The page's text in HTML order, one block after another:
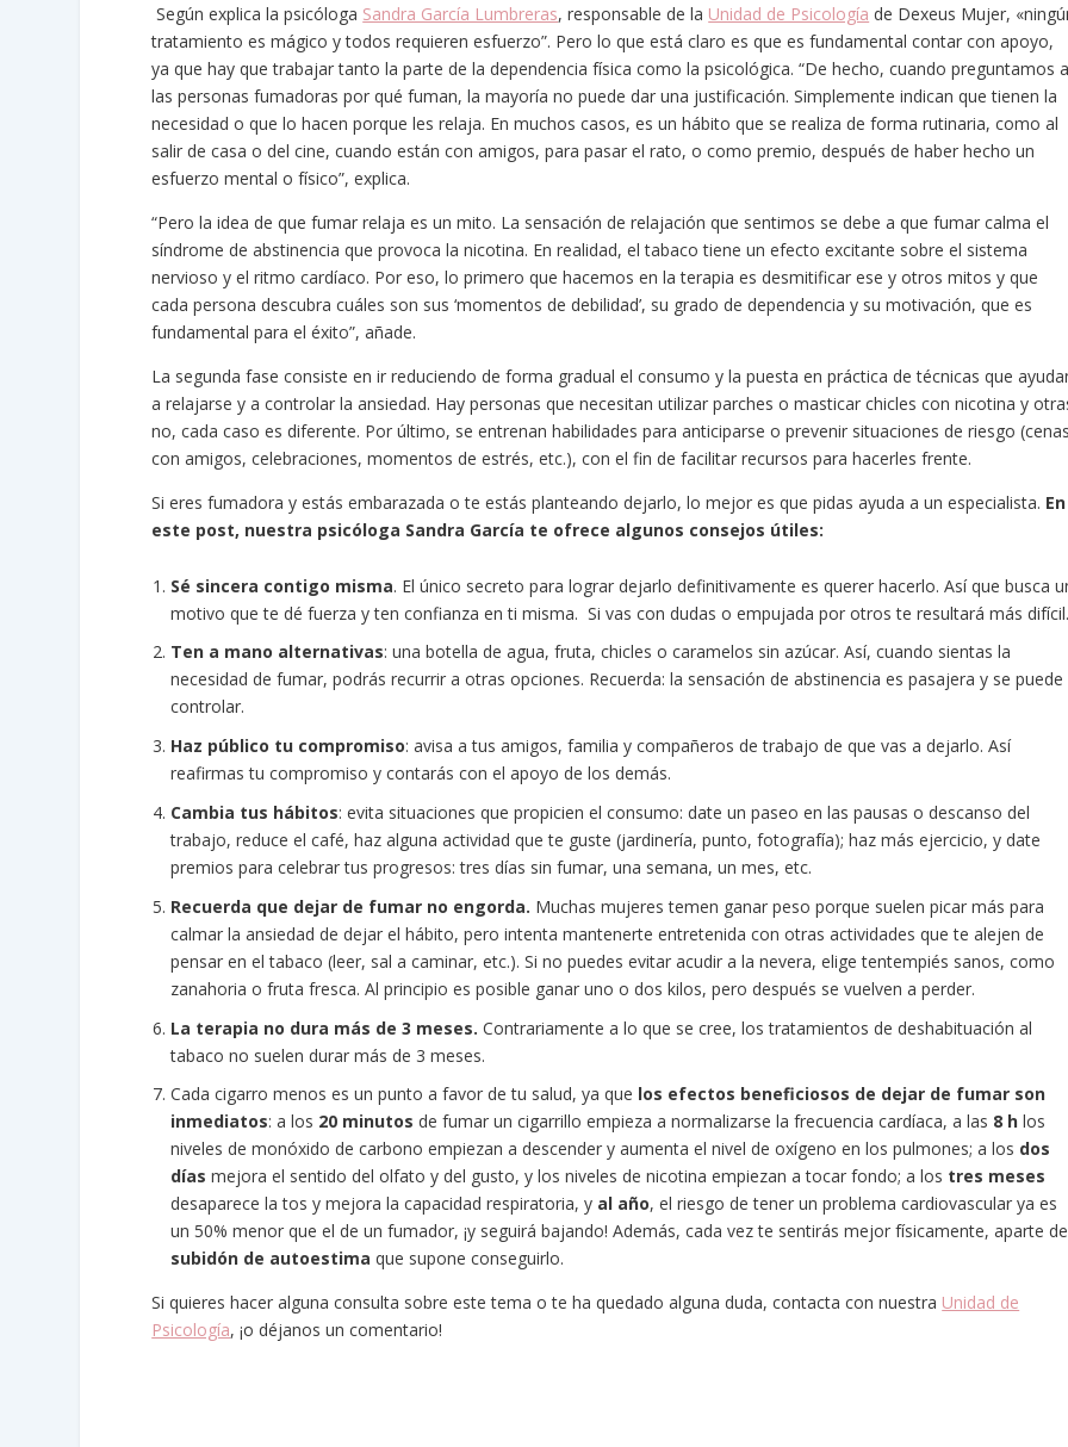
Según explica la psicóloga Sandra García Lumbreras, responsable de la Unidad de Psicología de Dexeus Mujer,
tratamiento es mágico y todos requieren esfuerzo”. Pero lo que está claro es que es fundamental contar con apoyo,
ya que hay que trabajar tanto la parte de la dependencia física como la psicológica. “De hecho, cuando preguntamos
las personas fumadoras por qué fuman, la mayoría no puede dar una justificación. Simplemente indican que tienen la
necesidad o que lo hacen porque les relaja. En muchos casos, es un hábito que se realiza de forma rutinaria, como al
salir de casa o del cine, cuando están con amigos, para pasar el rato, o como premio, después de haber hecho un
esfuerzo mental o físico”, explica.
“Pero la idea de que fumar relaja es un mito. La sensación de relajación que sentimos se debe a que fumar calma el
síndrome de abstinencia que provoca la nicotina. En realidad, el tabaco tiene un efecto excitante sobre el sistema
nervioso y el ritmo cardíaco. Por eso, lo primero que hacemos en la terapia es desmitificar ese y otros mitos y que
cada persona descubra cuáles son sus ‘momentos de debilidad’, su grado de dependencia y su motivación, que es
fundamental para el éxito”, añade.
La segunda fase consiste en ir reduciendo de forma gradual el consumo y la puesta en práctica de técnicas que
a relajarse y a controlar la ansiedad. Hay personas que necesitan utilizar parches o masticar chicles con nicotina y
no, cada caso es diferente. Por último, se entrenan habilidades para anticiparse o prevenir situaciones de riesgo
con amigos, celebraciones, momentos de estrés, etc.), con el fin de facilitar recursos para hacerles frente.
Si eres fumadora y estás embarazada o te estás planteando dejarlo, lo mejor es que pidas ayuda a un especialista. En
este post, nuestra psicóloga Sandra García te ofrece algunos consejos útiles:
Sé sincera contigo misma. El único secreto para lograr dejarlo definitivamente es querer hacerlo. Así que busca
motivo que te dé fuerza y ten confianza en ti misma. Si vas con dudas o empujada por otros te resultará más
Ten a mano alternativas: una botella de agua, fruta, chicles o caramelos sin azúcar. Así, cuando sientas la
necesidad de fumar, podrás recurrir a otras opciones. Recuerda: la sensación de abstinencia es pasajera y se puede
controlar.
Haz público tu compromiso: avisa a tus amigos, familia y compañeros de trabajo de que vas a dejarlo. Así
reafirmas tu compromiso y contarás con el apoyo de los demás.
Cambia tus hábitos: evita situaciones que propicien el consumo: date un paseo en las pausas o descanso del
trabajo, reduce el café, haz alguna actividad que te guste (jardinería, punto, fotografía); haz más ejercicio, y date
premios para celebrar tus progresos: tres días sin fumar, una semana, un mes, etc.
Recuerda que dejar de fumar no engorda. Muchas mujeres temen ganar peso porque suelen picar más para
calmar la ansiedad de dejar el hábito, pero intenta mantenerte entretenida con otras actividades que te alejen de
pensar en el tabaco (leer, sal a caminar, etc.). Si no puedes evitar acudir a la nevera, elige tentempiés sanos, como
zanahoria o fruta fresca. Al principio es posible ganar uno o dos kilos, pero después se vuelven a perder.
La terapia no dura más de 3 meses.Contrariamente a lo que se cree, los tratamientos de deshabituación al
tabaco no suelen durar más de 3 meses.
Cada cigarro menos es un punto a favor de tu salud, ya que los efectos beneficiosos de dejar de fumar son
inmediatos: a los 20 minutos de fumar un cigarrillo empieza a normalizarse la frecuencia cardíaca, a las 8 h los
niveles de monóxido de carbono empiezan a descender y aumenta el nivel de oxígeno en los pulmones; a los dos
días mejora el sentido del olfato y del gusto, y los niveles de nicotina empiezan a tocar fondo; a los tres meses
desaparece la tos y mejora la capacidad respiratoria, y al año, el riesgo de tener un problema cardiovascular ya es
un 50% menor que el de un fumador, ¡y seguirá bajando! Además, cada vez te sentirás mejor físicamente, aparte
subidón de autoestima que supone conseguirlo.
Si quieres hacer alguna consulta sobre este tema o te ha quedado alguna duda, contacta con nuestra Unidad de
Psicología, ¡o déjanos un comentario!